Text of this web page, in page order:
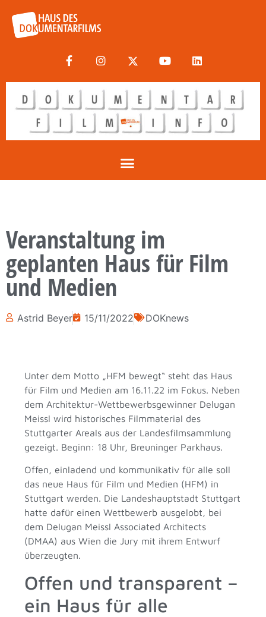
Veranstaltung im
geplanten Haus für Film
und Medien
Astrid Beyer 15/11/2022 DOKnews
Unter dem Motto „HFM bewegt“ steht das Haus
für Film und Medien am 16.11.22 im Fokus. Neben
dem Architektur-Wettbewerbsgewinner Delugan
Meissl wird historisches Filmmaterial des
Stuttgarter Areals aus der Landesfilmsammlung
gezeigt. Beginn: 18 Uhr, Breuninger Parkhaus.
Offen, einladend und kommunikativ für alle soll
das neue Haus für Film und Medien (HFM) in
Stuttgart werden. Die Landeshauptstadt Stuttgart
hatte dafür einen Wettbewerb ausgelobt, bei
dem Delugan Meissl Associated Architects
(DMAA) aus Wien die Jury mit ihrem Entwurf
überzeugten.
Offen und transparent –
ein Haus für alle